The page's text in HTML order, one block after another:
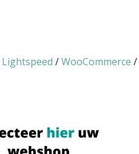
Lightspeed /WooCommerce /